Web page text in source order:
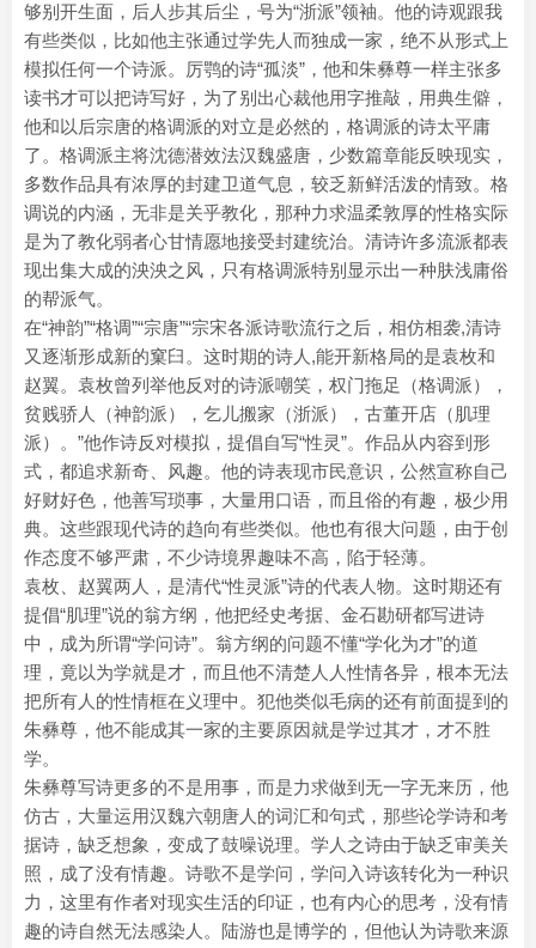
够别开生面，后人步其后尘，号为“浙派”领袖。他的诗观跟我
有些类似，比如他主张通过学先人而独成一家，绝不从形式上
模拟任何一个诗派。厉鹗的诗“孤淡”，他和朱彝尊一样主张多
读书才可以把诗写好，为了别出心裁他用字推敲，用典生僻，
他和以后宗唐的格调派的对立是必然的，格调派的诗太平庸
了。格调派主将沈德潜效法汉魏盛唐，少数篇章能反映现实，
多数作品具有浓厚的封建卫道气息，较乏新鲜活泼的情致。格
调说的内涵，无非是关乎教化，那种力求温柔敦厚的性格实际
是为了教化弱者心甘情愿地接受封建统治。清诗许多流派都表
现出集大成的泱泱之风，只有格调派特别显示出一种肤浅庸俗
的帮派气。
在“神韵”“格调”“宗唐”“宗宋各派诗歌流行之后，相仿相袭,清诗
又逐渐形成新的窠臼。这时期的诗人,能开新格局的是袁枚和
赵翼。袁枚曾列举他反对的诗派嘲笑，权门拖足（格调派），
贫贱骄人（神韵派），乞儿搬家（浙派），古董开店（肌理
派）。”他作诗反对模拟，提倡自写“性灵”。作品从内容到形
式，都追求新奇、风趣。他的诗表现市民意识，公然宣称自己
好财好色，他善写琐事，大量用口语，而且俗的有趣，极少用
典。这些跟现代诗的趋向有些类似。他也有很大问题，由于创
作态度不够严肃，不少诗境界趣味不高，陷于轻薄。
袁枚、赵翼两人，是清代“性灵派”诗的代表人物。这时期还有
提倡“肌理”说的翁方纲，他把经史考据、金石勘研都写进诗
中，成为所谓“学问诗”。翁方纲的问题不懂“学化为才”的道
理，竟以为学就是才，而且他不清楚人人性情各异，根本无法
把所有人的性情框在义理中。犯他类似毛病的还有前面提到的
朱彝尊，他不能成其一家的主要原因就是学过其才，才不胜
学。
朱彝尊写诗更多的不是用事，而是力求做到无一字无来历，他
仿古，大量运用汉魏六朝唐人的词汇和句式，那些论学诗和考
据诗，缺乏想象，变成了鼓噪说理。学人之诗由于缺乏审美关
照，成了没有情趣。诗歌不是学问，学问入诗该转化为一种识
力，这里有作者对现实生活的印证，也有内心的思考，没有情
趣的诗自然无法感染人。陆游也是博学的，但他认为诗歌来源